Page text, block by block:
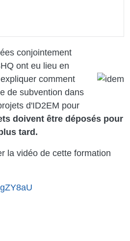
Image
conjointement
ont eu lieu en
comment
de subvention dans
d'ID2EM pour
doivent être déposés pour
tard.
la vidéo de cette formation